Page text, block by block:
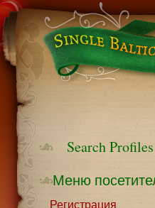
Search Profiles
Меню
Регистрация